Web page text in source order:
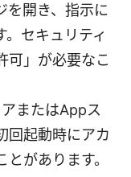
を開き、指示に
セキュリティ
可」が必要なこ
またはAppス
回起動時にアカ
があります。